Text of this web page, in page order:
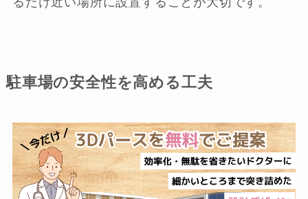
駐車場の安全性を高める工夫